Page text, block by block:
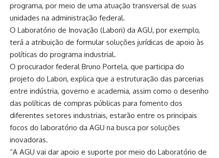
programa, por meio de uma atuação transversal de suas
unidades na administração federal.
O Laboratório de Inovação (Labori) da AGU, por exemplo,
terá a atribuição de formular soluções jurídicas de apoio às
políticas do programa industrial.
O procurador federal Bruno Portela, que participa do
projeto do Labori, explica que a estruturação das parcerias
entre indústria, governo e academia, assim como o desenho
das políticas de compras públicas para fomento dos
diferentes setores industriais, estarão entre os principais
focos do laboratório da AGU na busca por soluções
inovadoras.
“A AGU vai dar apoio e suporte por meio do Laboratório de